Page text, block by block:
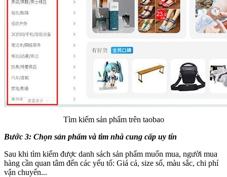
Tìm kiếm sản phẩm trên taobao
Bước 3: Chọn sản phẩm và tìm nhà cung cấp uy tín
Sau khi tìm kiếm được danh sách sản phẩm muốn mua, người mua
hàng cần quan tâm đến các yếu tố: Giá cả, size số, màu sắc, chi phí
vận chuyển...